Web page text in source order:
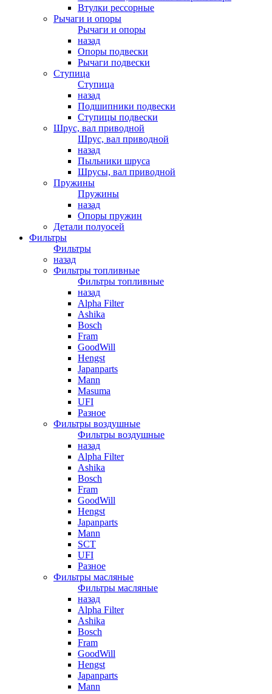
Втулки рессорные
Рычаги и опоры
Рычаги и опоры
назад
Опоры подвески
Рычаги подвески
Ступица
Ступица
назад
Подшипники подвески
Ступицы подвески
Шрус, вал приводной
Шрус, вал приводной
назад
Пыльники шруса
Шрусы, вал приводной
Пружины
Пружины
назад
Опоры пружин
Детали полуосей
Фильтры
Фильтры
назад
Фильтры топливные
Фильтры топливные
назад
Alpha Filter
Ashika
Bosch
Fram
GoodWill
Hengst
Japanparts
Mann
Masuma
UFI
Разное
Фильтры воздушные
Фильтры воздушные
назад
Alpha Filter
Ashika
Bosch
Fram
GoodWill
Hengst
Japanparts
Mann
SCT
UFI
Разное
Фильтры масляные
Фильтры масляные
назад
Alpha Filter
Ashika
Bosch
Fram
GoodWill
Hengst
Japanparts
Mann